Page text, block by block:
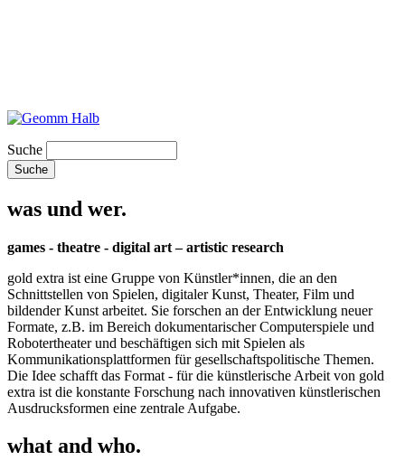
Suche
was und wer.
games - theatre - digital art – artistic research
gold extra ist eine Gruppe von Künstler*innen, die an den
Schnittstellen von Spielen, digitaler Kunst, Theater, Film und
bildender Kunst arbeitet. Sie forschen an der Entwicklung neuer
Formate, z.B. im Bereich dokumentarischer Computerspiele und
Robotertheater und beschäftigen sich mit Spielen als
Kommunikationsplattformen für gesellschaftspolitische Themen.
Die Idee schafft das Format - für die künstlerische Arbeit von gold
extra ist die konstante Forschung nach innovativen künstlerischen
Ausdrucksformen eine zentrale Aufgabe.
what and who.